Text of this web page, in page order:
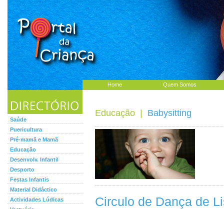
Home Quem Somos
Saúde
Puericultura
Pré-mamã e Mamã
Educação
Desenvolv. Infantil
Desporto
Festas Infantis
Material Didáctico
Actividades Lúdicas
Educação Babysitting
Circulo de Dança de